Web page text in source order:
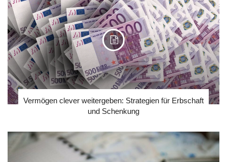
Vermögen clever weitergeben: Strategien für Erbschaft
und Schenkung